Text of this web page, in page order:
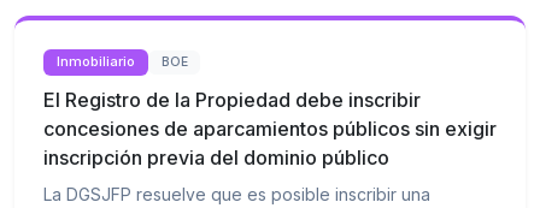
Inmobiliario BOE
El Registro de la Propiedad debe inscribir
concesiones de aparcamientos públicos sin exigir
inscripción previa del dominio público
La DGSJFP resuelve que es posible inscribir una